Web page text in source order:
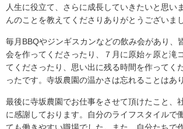
人生に役立て、さらに成長していきたいと思い
んのことを教えてくださりありがとうございまし
毎月BBQやジンギスカンなどの飲み会があり、
会を作ってくださったり、７月に原始ヶ原と滝
てくださったり、思い出に残る時間を作ってく
ったです。寺坂農園の温かさは忘れることはあ
最後に寺坂農園でお仕事をさせて頂けたこと、
に感謝しております。自分のライフスタイルで
ても働きやすい職場でした。また、自分たちで